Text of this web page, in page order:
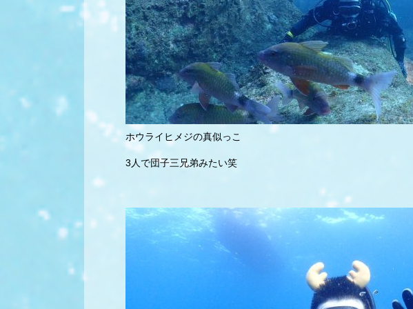
ホウライヒメジの真似っこ
3人で団子三兄弟みたい笑